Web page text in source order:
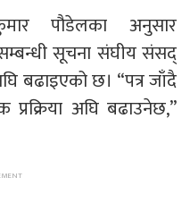
पौडेलका अनुसार
सम्बन्धी सूचना संघीय संसद्
बढाइएको छ। “पत्र जाँदै
अघि बढाउनेछ,”